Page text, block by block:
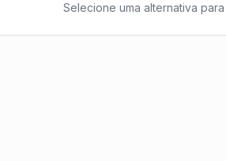
Selecione uma alternativa